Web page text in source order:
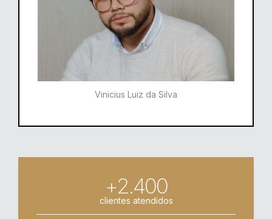
Vinicius Luiz da Silva
+2.400
clientes atendidos